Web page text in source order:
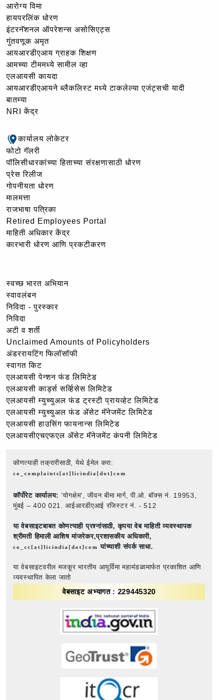
आरोग्य विमा
हायपरलिंक धोरण
इंटरनॅशनल ऑपरेशन्स असोसिएट्स
गुंतवणूक अमृत
आयआरडीएआय ग्राहक शिक्षण
आमच्या टीममध्ये सामील व्हा
एलआयसी कायदा
आयआरडीएआयने ब्लैकलिस्ट मध्ये टाकलेल्या एजंट्सची यादी
बातम्या
NRI केंद्र
कार्यालय लोकेटर
फोटो गॅलरी
पॉलिसीधारकांच्या हिताच्या संरक्षणासाठी धोरण
प्रेस रिलीज
गोपनीयता धोरण
मालमत्ता
राजभाषा पत्रिका
Retired Employees Portal
माहिती अधिकार केंद्र
कारभारी धोरण आणि प्रकटीकरण
स्वच्छ भारत अभियान
स्वावलंबन
निविदा - पुरस्कार
निविदा
अटी व शर्ती
Unclaimed Amounts of Policyholders
अंडररायटिंग फिलॉसॉफी
स्वागत किट
एलआयसी पेन्शन फंड लिमिटेड
एलआयसी कार्ड्स सर्व्हिसेस लिमिटेड
एलआयसी म्युच्युअल फंड ट्रस्टी प्रायव्हेट लिमिटेड
एलआयसी म्युच्युअल फंड ॲसेट मॅनेजमेंट लिमिटेड
एलआयसी हाउसिंग फायनान्स लिमिटेड
एलआयसीएचएफएल ॲसेट मॅनेजमेंट कंपनी लिमिटेड
कोणत्याही तक्रारीसाठी, येथे ईमेल करा:
co_complaints[at]licindia[dot]com
कॉर्पोरेट कार्यालय: 'योगक्षेम', जीवन बीमा मार्ग, पी.ओ. बॉक्स नं. 19953,
मुंबई – 400 021. आईआरडीएआई रजिस्टर नं. - 512
या वेबसाइटबाबत कोणत्याही प्रश्नांसाठी, कृपया वेब माहिती व्यवस्थापक
श्रीमती हिमाली आशिष मांजरेकर,प्रशासकीय अधिकारी,
co_cc[at]licindia[dot]comयांच्याशी संपर्क साधा.
या वेबसाइटवरील मजकूर भारतीय आयुर्विमा महामंडळामार्फत प्रकाशित आणि
व्यवस्थापित केला जातो
वेबसाइट अभ्यागत : 229445320